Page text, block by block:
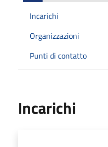
Incarichi
Organizzazioni
Punti di contatto
Incarichi